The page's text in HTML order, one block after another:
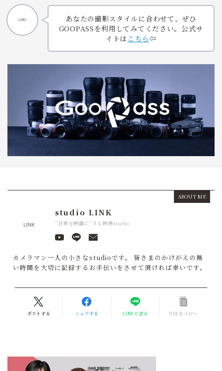
あなたの撮影スタイルに合わせて、ぜひ
GOOPASSを利用してみてください。公式サ
イトは こちら⇦
ABOUT ME
studio LINK
”日常を映画に”する映像studio
カメラマン一人の小さなstudioです。 皆さまのかけがえの無
い時間を大切に記録するお手伝いをさせて頂ければ幸いです。
ポストする シェアする LINEで送る URLをコピー